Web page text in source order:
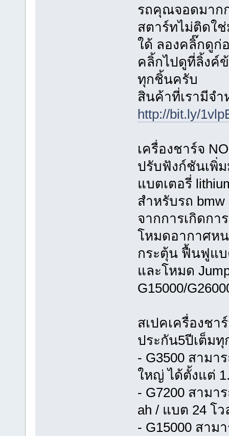
รถคุณจอดมาก
สตาร์ทไม่ติดใ
ใด้ ลองคลิ๊กดู
คลิ้กไปดูที่ลิ้งค์
ทุกชิ้นครับ
สินค้าที่เรามีจ
http://bit.ly/
เครื่องชาร์จ
ปรับฟังก์ชันเพิ่
แบตเตอรี่
สำหรับรถ
จากการเกิดกา
โหมดอากาศห
กระตุ้น ฟื้นฟูแ
และโหมด
G15000/
สเปคเครื่องชา
ประกัน5ปีเต็มทุ
- G3500 สามา
ใหญ่ ได้ตั้งแต่
- G7200 สามา
ah / แบต 24 โ
- G15000 สาม